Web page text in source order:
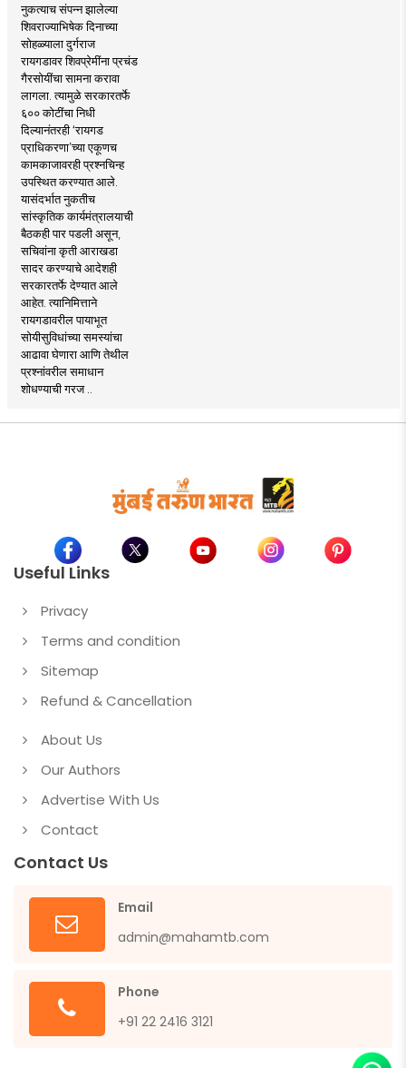
नुकत्याच संपन्न झालेल्या
शिवराज्याभिषेक दिनाच्या
सोहळ्याला दुर्गराज
रायगडावर शिवप्रेमींना प्रचंड
गैरसोयींचा सामना करावा
लागला. त्यामुळे सरकारतर्फे
६०० कोटींचा निधी
दिल्यानंतरही ‘रायगड
प्राधिकरणा’च्या एकूणच
कामकाजावरही प्रश्नचिन्ह
उपस्थित करण्यात आले.
यासंदर्भात नुकतीच
सांस्कृतिक कार्यमंत्रालयाची
बैठकही पार पडली असून,
सचिवांना कृती आराखडा
सादर करण्याचे आदेशही
सरकारतर्फे देण्यात आले
आहेत. त्यानिमित्ताने
रायगडावरील पायाभूत
सोयीसुविधांच्या समस्यांचा
आढावा घेणारा आणि तेथील
प्रश्नांवरील समाधान
शोधण्याची गरज ..
Useful Links
Privacy
Terms and condition
Sitemap
Refund & Cancellation
About Us
Our Authors
Advertise With Us
Contact
Contact Us
Email
admin@mahamtb.com
Phone
+91 22 2416 3121